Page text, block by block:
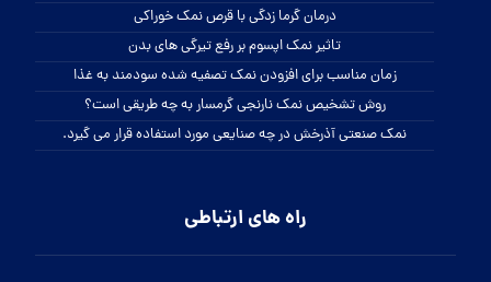
درمان گرما زدگی با قرص نمک خوراکی
تاثیر نمک اپسوم بر رفع تیرگی های بدن
زمان مناسب برای افزودن نمک تصفیه شده سودمند به غذا
روش تشخیص نمک نارنجی گرمسار به چه طریقی است؟
نمک صنعتی آذرخش در چه صنایعی مورد استفاده قرار می گیرد.
راه های ارتباطی